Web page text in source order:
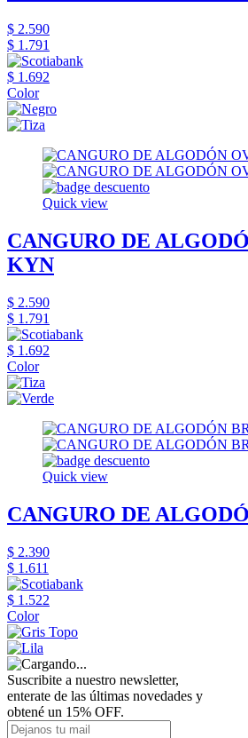
$ 2.590
$ 1.791
$ 1.692
Color
Quick view
CANGURO DE
KYN
$ 2.590
$ 1.791
$ 1.692
Color
Quick view
CANGURO DE
$ 2.390
$ 1.611
$ 1.522
Color
Suscribite a nuestro newsletter,
enterate de las últimas novedades y
obtené un 15% OFF.